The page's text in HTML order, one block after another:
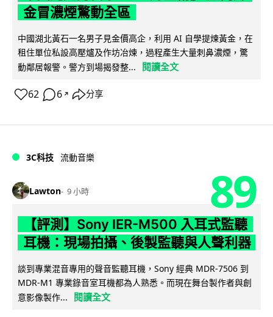
金冒濃煙驚動全區
中國湖北黃石一名男子見金價高企，利用 AI 自學提煉黃金，在
租住單位私設高壓爐及作坊冶煉，過程產生大量刺鼻濃煙，驚
動鄰居報警。警方到場揭發整...
閱讀全文
62 6 ↗ 分享
3C科技 流動音樂
Lawton 9 小時 89
【評測】Sony IER-M500 入耳式監聽
耳機：現場拍攝、後製監聽與人聲利器
談到專業混音專用的聲音監聽耳機，Sony 經典 MDR-7506 到
MDR-M1 專業錄音室耳機都為人熟悉。而現在舞台製作者與創
意影像製作...
閱讀全文